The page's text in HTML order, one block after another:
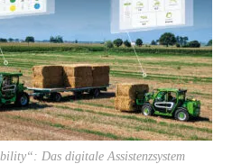
Das digitale Assistenzsystem